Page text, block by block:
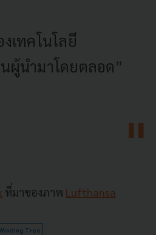
เทคโนโลยี
ผู้นำมาโดยตลอด”
ที่มาของภาพ Lufthansa
Tree